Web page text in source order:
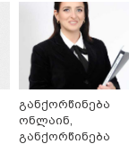
თუ არ
არც
- გია
განქორწინება
ონლაინ,
განქორწინება